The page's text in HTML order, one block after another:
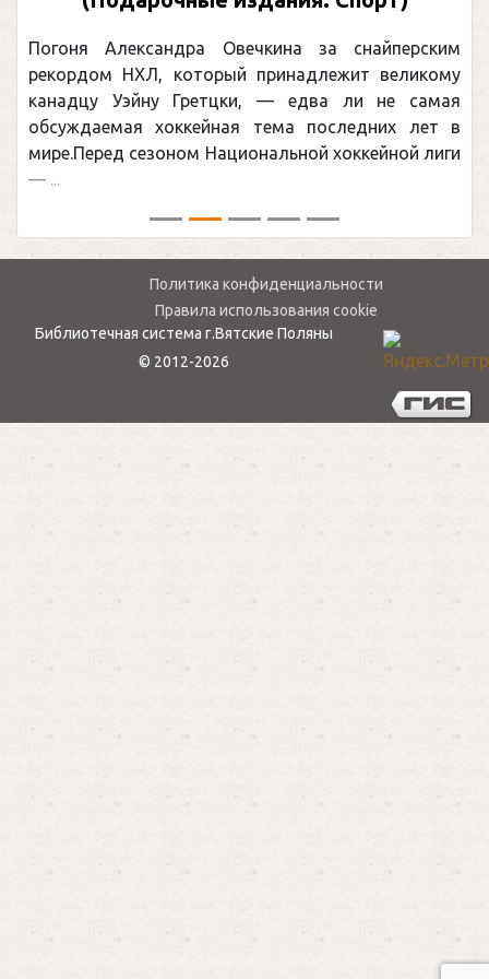
специалистов-диетологов)
Прежде всего, в данной книге представлено
большое количество рецептов. А также
рассмотрены состав и полезные свойства
зерновых продуктов. Отдельное внимание
Политика конфиденциальности
Правила использования cookie